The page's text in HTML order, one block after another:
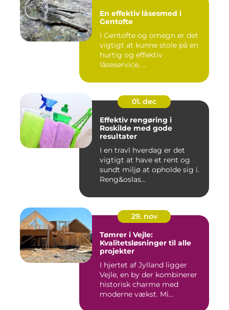
En effektiv låsesmed i
Gentofte
I Gentofte og omegn er det
vigtigt at kunne stole på en
hurtig og effektiv
låseservice, ...
01. dec
Effektiv rengøring i
Roskilde med gode
resultater
I en travl hverdag er det
vigtigt at have et rent og
sundt miljø at opholde sig i.
Reng&oslas...
29. nov
Tømrer i Vejle:
Kvalitetsløsninger til alle
projekter
I hjertet af Jylland ligger
Vejle, en by der kombinerer
historisk charme med
moderne vækst. Mi...